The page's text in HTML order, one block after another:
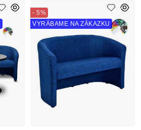
- 5%
VYRÁBAME NA ZÁKAZKU